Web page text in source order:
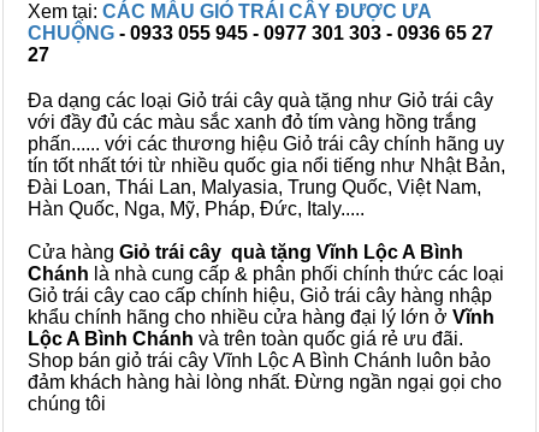
Xem tại: CÁC MẪU GIỎ TRÁI CÂY ĐƯỢC ƯA
CHUỘNG - 0933 055 945 - 0977 301 303 - 0936 65 27
27
Đa dạng các loại Giỏ trái cây quà tặng như Giỏ trái cây
với đầy đủ các màu sắc xanh đỏ tím vàng hồng trắng
phấn...... với các thương hiệu Giỏ trái cây chính hãng uy
tín tốt nhất tới từ nhiều quốc gia nổi tiếng như Nhật Bản,
Đài Loan, Thái Lan, Malyasia, Trung Quốc, Việt Nam,
Hàn Quốc, Nga, Mỹ, Pháp, Đức, Italy.....
Cửa hàng Giỏ trái cây quà tặng Vĩnh Lộc A Bình
Chánh là nhà cung cấp & phân phối chính thức các loại
Giỏ trái cây cao cấp chính hiệu, Giỏ trái cây hàng nhập
khẩu chính hãng cho nhiều cửa hàng đại lý lớn ở Vĩnh
Lộc A Bình Chánh và trên toàn quốc giá rẻ ưu đãi.
Shop bán giỏ trái cây Vĩnh Lộc A Bình Chánh luôn bảo
đảm khách hàng hài lòng nhất. Đừng ngần ngại gọi cho
chúng tôi